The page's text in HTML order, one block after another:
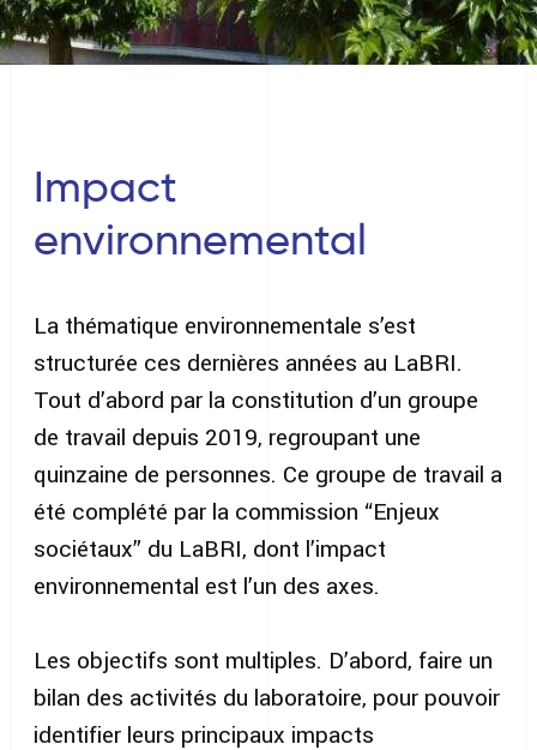
Impact
environnemental
La thématique environnementale s’est
structurée ces dernières années au LaBRI.
Tout d’abord par la constitution d’un groupe
de travail depuis 2019, regroupant une
quinzaine de personnes. Ce groupe de travail a
été complété par la commission “Enjeux
sociétaux” du LaBRI, dont l’impact
environnemental est l’un des axes.
Les objectifs sont multiples. D’abord, faire un
bilan des activités du laboratoire, pour pouvoir
identifier leurs principaux impacts